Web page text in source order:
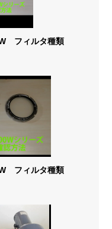
フィルタ種類
フィルタ種類